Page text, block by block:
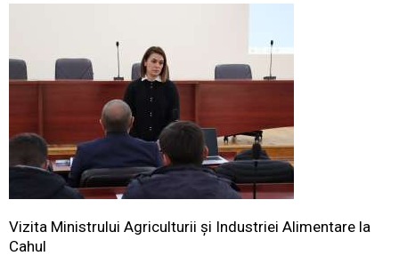
Vizita Ministrului Agriculturii și Industriei Alimentare la
Cahul